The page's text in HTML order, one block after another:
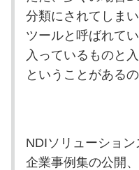
分類にされてしま
ツールと呼ばれて
入っているものと
ということがある
NDIソリューション
企業事例集の公開